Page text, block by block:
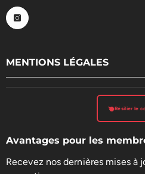
MENTIONS LÉGALES
Résilier le
Avantages pour les
Recevez nos dernières mises à